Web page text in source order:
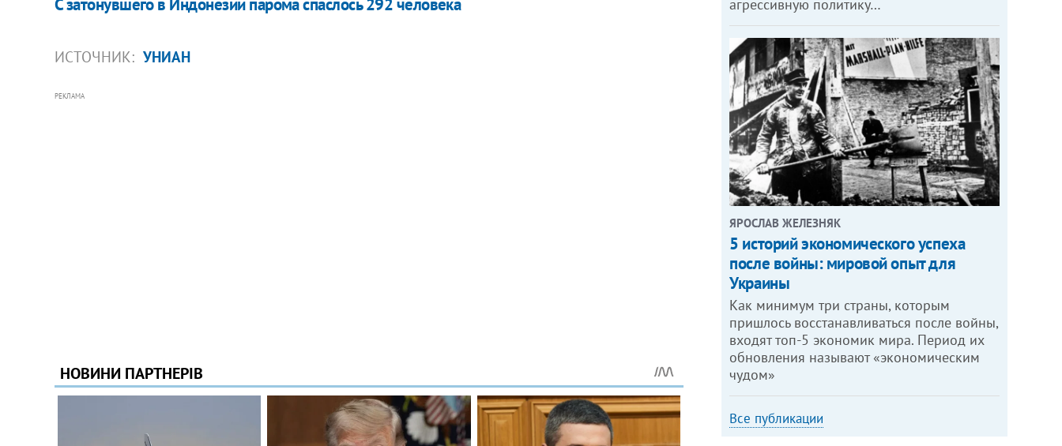
ИСТОЧНИК: УНИАН
РЕКЛАМА
агрессивную политику…
ЯРОСЛАВ ЖЕЛЕЗНЯК
5 историй экономического успеха
после войны: мировой опыт для
Украины
Как минимум три страны, которым
пришлось восстанавливаться после войны,
входят топ-5 экономик мира. Период их
обновления называют «экономическим
чудом»
Все публикации